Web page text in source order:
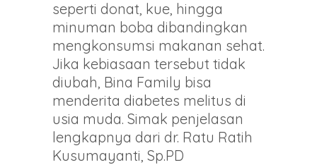
seperti donat, kue, hingga
minuman boba dibandingkan
mengkonsumsi makanan sehat.
Jika kebiasaan tersebut tidak
diubah, Bina Family bisa
menderita diabetes melitus di
usia muda. Simak penjelasan
lengkapnya dari dr. Ratu Ratih
Kusumayanti, Sp.PD